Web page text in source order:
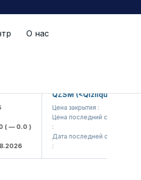
О нас
0.0 )
QZSM (<Qizilqumsement>
Цена закрытия :
Цена последний сделки
Дата последней сделки